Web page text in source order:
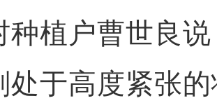
种植户曹世良
处于高度紧张